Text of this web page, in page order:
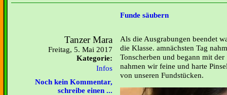
Funde säubern
Tanzer Mara
Freitag, 5. Mai 2017
Kategorie:
Infos
Noch kein Kommentar,
schreibe einen ...
Als die Ausgrabungen beendet
die Klasse. amnächsten Tag
Tonscherben und begann mit
nahmen wir feine und harte
von unseren Fundstücken.